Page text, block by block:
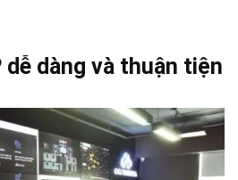
dễ dàng và thuận tiện